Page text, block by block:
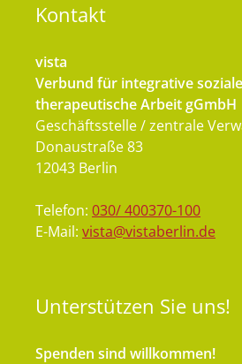
Kontakt
vista
Verbund für integrative
therapeutische Arbeit gGmbH
Geschäftsstelle / zentrale
Donaustraße 83
12043 Berlin
Telefon: 030/ 400370-100
E-Mail: vista@vistaberlin.de
Unterstützen Sie uns!
Spenden sind willkommen!